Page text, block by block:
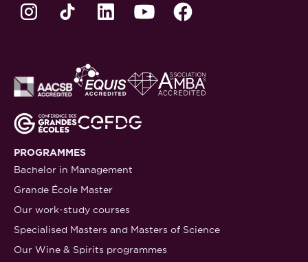
PROGRAMMES
Bachelor in Management
Grande École Master
Our work-study courses
Specialised Masters and Masters of Science
Our Wine & Spirits programmes